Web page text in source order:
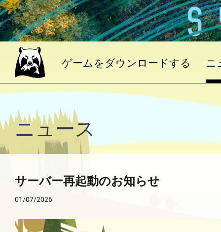
ゲームをダウンロードする ニ
ニュース
サーバー再起動のお知らせ
01/07/2026